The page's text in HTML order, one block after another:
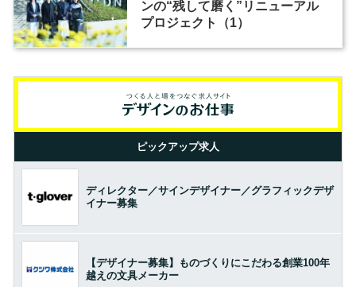
ンの“残して磨く”リニューアル
プロジェクト（1）
ピックアップ求人
ディレクター／サインデザイナー／グラフィックデザ
イナー募集
【デザイナー募集】ものづくりにこだわる創業100年
越えの文具メーカー